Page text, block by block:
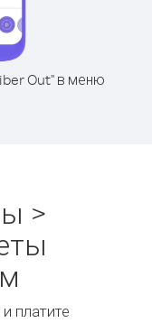
Out" в меню
>
платите